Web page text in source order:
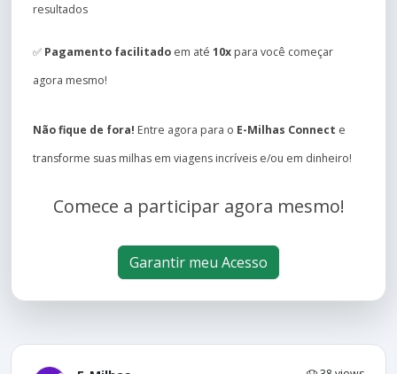
resultados
✅ Pagamento facilitado em até 10x para você começar
agora mesmo!
Não fique de fora! Entre agora para o E-Milhas Connect e
transforme suas milhas em viagens incríveis e/ou em dinheiro!
Comece a participar agora mesmo!
Garantir meu Acesso